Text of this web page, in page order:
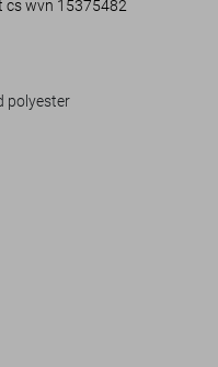
tot een informele
te combineren met
is een must-have voor
mix van comfort en stijl,
cs wvn 15375482
polyester